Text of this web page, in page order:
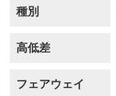
種別
高低差
フェアウェイ